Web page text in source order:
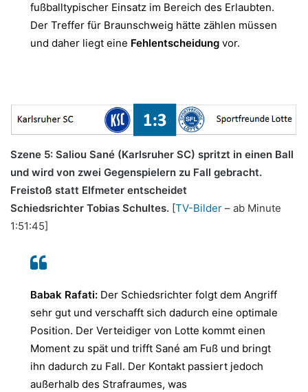
fußballtypischer Einsatz im Bereich des Erlaubten.
Der Treffer für Braunschweig hätte zählen müssen
und daher liegt eine Fehlentscheidung vor.
Szene 5: Saliou Sané (Karlsruher SC) spritzt in einen Ball
und wird von zwei Gegenspielern zu Fall gebracht.
Freistoß statt Elfmeter entscheidet
Schiedsrichter Tobias Schultes. [TV-Bilder – ab Minute
1:51:45]
Babak Rafati: Der Schiedsrichter folgt dem Angriff
sehr gut und verschafft sich dadurch eine optimale
Position. Der Verteidiger von Lotte kommt einen
Moment zu spät und trifft Sané am Fuß und bringt
ihn dadurch zu Fall. Der Kontakt passiert jedoch
außerhalb des Strafraumes, was